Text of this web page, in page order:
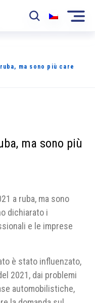
ma sono più care
ma sono più
a ruba, ma sono
dichiarato i
e le imprese
è stato influenzato,
2021, dai problemi
automobilistiche,